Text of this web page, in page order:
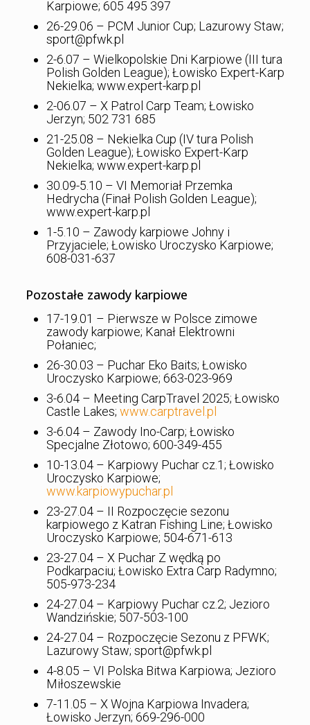
Karpiowe; 605 495 397
26-29.06 – PCM Junior Cup; Lazurowy Staw;
sport@pfwk.pl
2-6.07 – Wielkopolskie Dni Karpiowe (III tura
Polish Golden League); Łowisko Expert-Karp
Nekielka; www.expert-karp.pl
2-06.07 – X Patrol Carp Team; Łowisko
Jerzyn; 502 731 685
21-25.08 – Nekielka Cup (IV tura Polish
Golden League); Łowisko Expert-Karp
Nekielka; www.expert-karp.pl
30.09-5.10 – VI Memoriał Przemka
Hedrycha (Finał Polish Golden League);
www.expert-karp.pl
1-5.10 – Zawody karpiowe Johny i
Przyjaciele; Łowisko Uroczysko Karpiowe;
608-031-637
Pozostałe zawody karpiowe
17-19.01 – Pierwsze w Polsce zimowe
zawody karpiowe; Kanał Elektrowni
Połaniec;
26-30.03 – Puchar Eko Baits; Łowisko
Uroczysko Karpiowe; 663-023-969
3-6.04 – Meeting CarpTravel 2025; Łowisko
Castle Lakes; www.carptravel.pl
3-6.04 – Zawody Ino-Carp; Łowisko
Specjalne Złotowo; 600-349-455
10-13.04 – Karpiowy Puchar cz.1; Łowisko
Uroczysko Karpiowe;
www.karpiowypuchar.pl
23-27.04 – II Rozpoczęcie sezonu
karpiowego z Katran Fishing Line; Łowisko
Uroczysko Karpiowe; 504-671-613
23-27.04 – X Puchar Z wędką po
Podkarpaciu; Łowisko Extra Carp Radymno;
505-973-234
24-27.04 – Karpiowy Puchar cz.2; Jezioro
Wandzińskie; 507-503-100
24-27.04 – Rozpoczęcie Sezonu z PFWK;
Lazurowy Staw; sport@pfwk.pl
4-8.05 – VI Polska Bitwa Karpiowa; Jezioro
Miłoszewskie
7-11.05 – X Wojna Karpiowa Invadera;
Łowisko Jerzyn; 669-296-000